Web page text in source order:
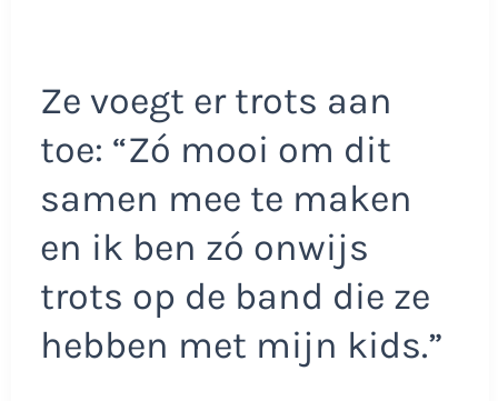
Ze voegt er trots aan
toe: “Zó mooi om dit
samen mee te maken
en ik ben zó onwijs
trots op de band die ze
hebben met mijn kids.”